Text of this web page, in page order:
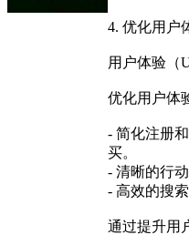
4. 优化用户
用户体验（
优化用户体
- 简化注册
买。
- 清晰的行
- 高效的搜
通过提升用